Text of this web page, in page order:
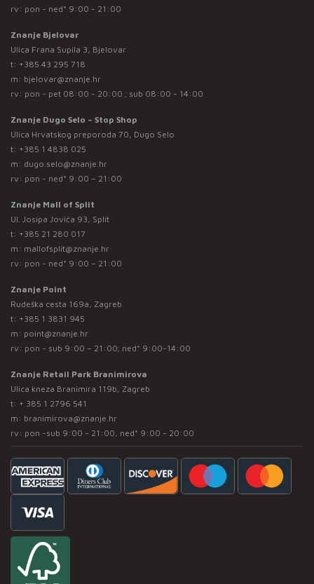
rv: pon - ned* 9:00 - 21:00
Znanje Bjelovar
Ulica Frana Supila 3, Bjelovar
t: +385 43 295 718
m: bjelovar@znanje.hr
rv: pon - pet 08:00 - 20:00 ; sub 08:00 - 14:00
Znanje Dugo Selo – Stop Shop
Ulica Hrvatskog preporoda 70, Dugo Selo
t: +385 1 4838 025
m: dugo.selo@znanje.hr
rv: pon - ned* 9:00 – 21:00
Znanje Mall of Split
Ul. Josipa Jovića 93, Split
t: +385 21 280 017
m: mallofsplit@znanje.hr
rv: pon - ned* 9:00 – 21:00
Znanje Point
Rudeška cesta 169a, Zagreb
t: +385 1 3831 945
m: point@znanje.hr
rv: pon - sub 9:00 – 21:00; ned* 9:00-14:00
Znanje Retail Park Branimirova
Ulica kneza Branimira 119b, Zagreb
t: + 385 1 2796 541
m: branimirova@znanje.hr
rv: pon -sub 9:00 - 21:00, ned* 9:00 - 20:00